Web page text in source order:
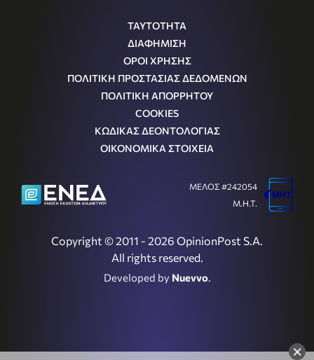
×
ΤΑΥΤΟΤΗΤΑ
ΔΙΑΦΗΜΙΣΗ
ΟΡΟΙ ΧΡΗΣΗΣ
ΠΟΛΙΤΙΚΗ ΠΡΟΣΤΑΣΙΑΣ ΔΕΔΟΜΕΝΩΝ
ΠΟΛΙΤΙΚΗ ΑΠΟΡΡΗΤΟΥ
COOKIES
ΚΩΔΙΚΑΣ ΔΕΟΝΤΟΛΟΓΙΑΣ
ΟΙΚΟΝΟΜΙΚΑ ΣΤΟΙΧΕΙΑ
Copyright © 2011 - 2026 OpinionPost S.A.
All rights reserved.
Developed by Nuevvo.
ΜΕΛΟΣ #242054
Μ.Η.Τ.